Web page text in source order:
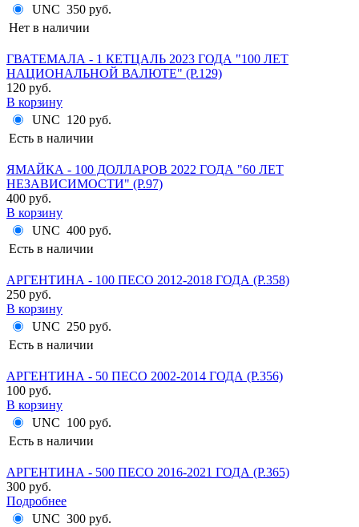
UNC 350 руб.
Нет в наличии
ГВАТЕМАЛА - 1 КЕТЦАЛЬ 2023 ГОДА "100 ЛЕТ
НАЦИОНАЛЬНОЙ ВАЛЮТЕ" (P.129)
120 руб.
В корзину
UNC 120 руб.
Есть в наличии
ЯМАЙКА - 100 ДОЛЛАРОВ 2022 ГОДА "60 ЛЕТ
НЕЗАВИСИМОСТИ" (P.97)
400 руб.
В корзину
UNC 400 руб.
Есть в наличии
АРГЕНТИНА - 100 ПЕСО 2012-2018 ГОДА (P.358)
250 руб.
В корзину
UNC 250 руб.
Есть в наличии
АРГЕНТИНА - 50 ПЕСО 2002-2014 ГОДА (P.356)
100 руб.
В корзину
UNC 100 руб.
Есть в наличии
АРГЕНТИНА - 500 ПЕСО 2016-2021 ГОДА (P.365)
300 руб.
Подробнее
UNC 300 руб.